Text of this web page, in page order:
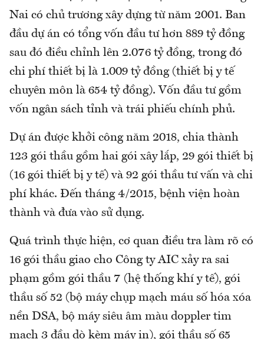
Nai có chủ trương xây dựng từ năm 2001. Ban
đầu dự án có tổng vốn đầu tư hơn 889 tỷ đồng
sau đó điều chỉnh lên 2.076 tỷ đồng, trong đó
chi phí thiết bị là 1.009 tỷ đồng (thiết bị y tế
chuyên môn là 654 tỷ đồng). Vốn đầu tư gồm
vốn ngân sách tỉnh và trái phiếu chính phủ.
Dự án được khởi công năm 2018, chia thành
123 gói thầu gồm hai gói xây lắp, 29 gói thiết bị
(16 gói thiết bị y tế) và 92 gói thầu tư vấn và chi
phí khác. Đến tháng 4/2015, bệnh viện hoàn
thành và đưa vào sử dụng.
Quá trình thực hiện, cơ quan điều tra làm rõ có
16 gói thầu giao cho Công ty AIC xảy ra sai
phạm gồm gói thầu 7 (hệ thống khí y tế), gói
thầu số 52 (bộ máy chụp mạch máu số hóa xóa
nền DSA, bộ máy siêu âm màu doppler tim
mạch 3 đầu dò kèm máy in), gói thầu số 65